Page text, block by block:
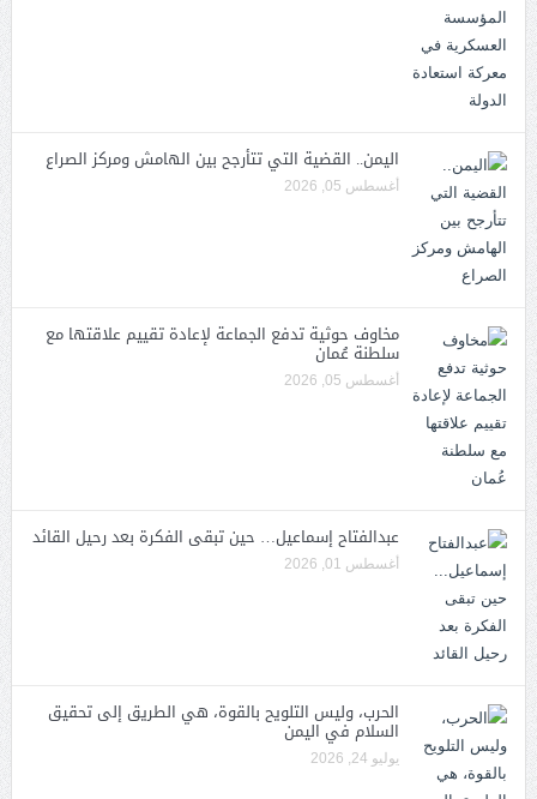
اليمن.. القضية التي تتأرجح بين الهامش ومركز الصراع
أغسطس 05, 2026
مخاوف حوثية تدفع الجماعة لإعادة تقييم علاقتها مع
سلطنة عُمان
أغسطس 05, 2026
عبدالفتاح إسماعيل… حين تبقى الفكرة بعد رحيل القائد
أغسطس 01, 2026
الحرب، وليس التلويح بالقوة، هي الطريق إلى تحقيق
السلام في اليمن
يوليو 24, 2026